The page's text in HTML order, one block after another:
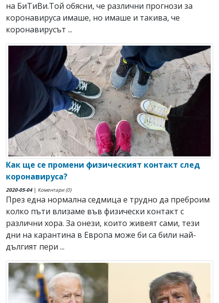
на БиТиВи.Той обясни, че различни прогнози за
коронавируса имаше, но имаше и такива, че
коронавирусът ...
Как ще се промени физическият контакт след
коронавируса?
2020-05-04| Коментари (0)
През една нормална седмица е трудно да преброим
колко пъти влизаме във физически контакт с
различни хора. За онези, които живеят сами, тези
дни на карантина в Европа може би са били най-
дългият пери ...